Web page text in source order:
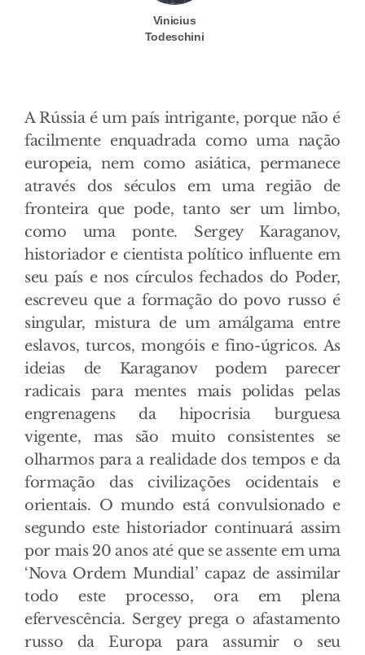
Vinicius
Todeschini
A Rússia é um país intrigante, porque não é
facilmente enquadrada como uma nação
europeia, nem como asiática, permanece
através dos séculos em uma região de
fronteira que pode, tanto ser um limbo,
como uma ponte. Sergey Karaganov,
historiador e cientista político influente em
seu país e nos círculos fechados do Poder,
escreveu que a formação do povo russo é
singular, mistura de um amálgama entre
eslavos, turcos, mongóis e fino-úgricos. As
ideias de Karaganov podem parecer
radicais para mentes mais polidas pelas
engrenagens da hipocrisia burguesa
vigente, mas são muito consistentes se
olharmos para a realidade dos tempos e da
formação das civilizações ocidentais e
orientais. O mundo está convulsionado e
segundo este historiador continuará assim
por mais 20 anos até que se assente em uma
‘Nova Ordem Mundial’ capaz de assimilar
todo este processo, ora em plena
efervescência. Sergey prega o afastamento
russo da Europa para assumir o seu